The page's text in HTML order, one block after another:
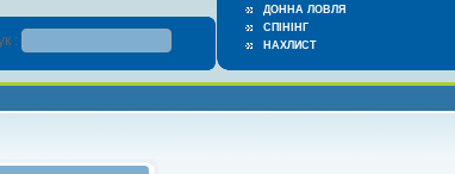
ДОННА ЛОВЛЯ
СПІНІНГ
НАХЛИСТ
: